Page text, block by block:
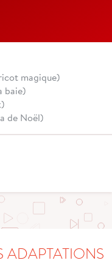
magique)
baie)
de Noël)
ADAPTATIONS